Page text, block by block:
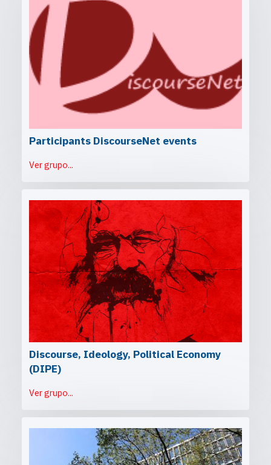
Participants DiscourseNet events
Ver grupo...
Discourse, Ideology, Political Economy
(DIPE)
Ver grupo...